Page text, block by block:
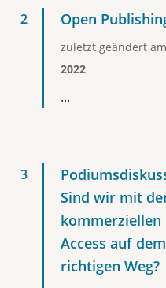
Open
zuletzt geändert
2022
...
Sind wir mit
kommerziellen
Access auf dem
richtigen Weg?